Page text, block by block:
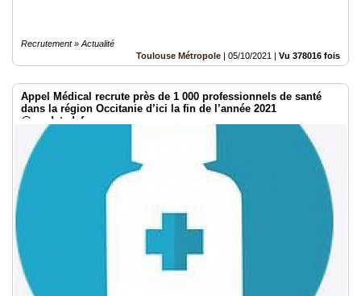
Recrutement » Actualité
Toulouse Métropole | 05/10/2021 | Vu 378016 fois
Appel Médical recrute près de 1 000 professionnels de santé
dans la région Occitanie d’ici la fin de l’année 2021
@randstad_france